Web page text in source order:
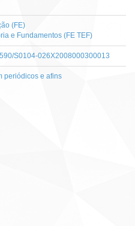
(FE)
e Fundamentos (FE TEF)
S0104-026X2008000300013
periódicos e afins